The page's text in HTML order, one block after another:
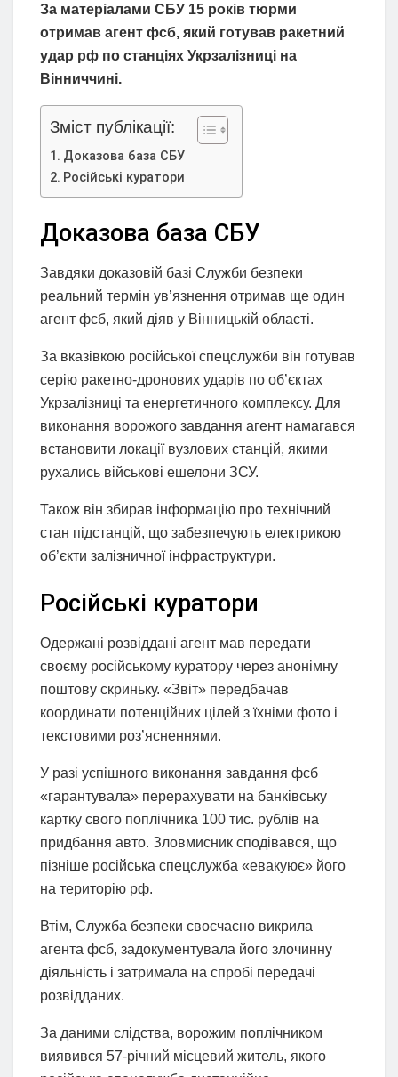
За матеріалами СБУ 15 років тюрми
отримав агент фсб, який готував ракетний
удар рф по станціях Укрзалізниці на
Вінниччині.
Зміст публікації:
Доказова база СБУ
Російські куратори
Доказова база СБУ
Завдяки доказовій базі Служби безпеки
реальний термін ув’язнення отримав ще один
агент фсб, який діяв у Вінницькій області.
За вказівкою російської спецслужби він готував
серію ракетно-дронових ударів по об’єктах
Укрзалізниці та енергетичного комплексу. Для
виконання ворожого завдання агент намагався
встановити локації вузлових станцій, якими
рухались військові ешелони ЗСУ.
Також він збирав інформацію про технічний
стан підстанцій, що забезпечують електрикою
об’єкти залізничної інфраструктури.
Російські куратори
Одержані розвіддані агент мав передати
своєму російському куратору через анонімну
поштову скриньку. «Звіт» передбачав
координати потенційних цілей з їхніми фото і
текстовими роз’ясненнями.
У разі успішного виконання завдання фсб
«гарантувала» перерахувати на банківську
картку свого поплічника 100 тис. рублів на
придбання авто. Зловмисник сподівався, що
пізніше російська спецслужба «евакуює» його
на територію рф.
Втім, Служба безпеки своєчасно викрила
агента фсб, задокументувала його злочинну
діяльність і затримала на спробі передачі
розвідданих.
За даними слідства, ворожим поплічником
виявився 57-річний місцевий житель, якого